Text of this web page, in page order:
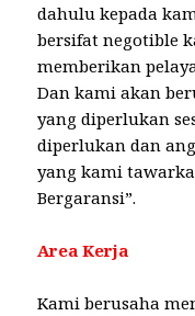
dahulu kepada
bersifat negotible
memberikan
Dan kami akan
yang diperlukan
diperlukan dan
yang kami
Bergaransi”.
Area Kerja
Kami berusaha